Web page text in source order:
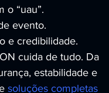
o “uau”.
evento.
e credibilidade.
cuida de tudo. Da
estabilidade e
soluções completas